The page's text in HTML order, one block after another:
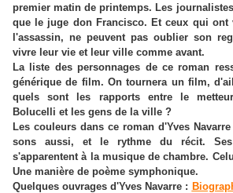
premier matin de printemps. Les
que le juge don Francisco. Et ceux qui ont
l'assassin, ne peuvent pas oublier son
vivre leur vie et leur ville comme avant.
La liste des personnages de ce roman
générique de film. On tournera un film,
quels sont les rapports entre le
Bolucelli et les gens de la ville ?
Les couleurs dans ce roman d'Yves
sons aussi, et le rythme du récit. Ses
s'apparentent à la musique de chambre.
Une manière de poème symphonique.
Quelques ouvrages d'Yves Navarre :